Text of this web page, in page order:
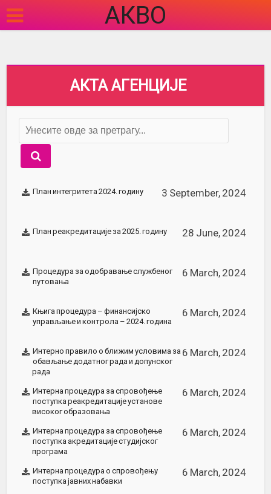
АКВО
АКТА АГЕНЦИЈЕ
3 September, 2024
План интегритета 2024. годину
28 June, 2024
План реакредитације за 2025. годину
6 March, 2024
Процедура за одобравање службеног
путовања
6 March, 2024
Књига процедура – финансијско
управљање и контрола – 2024. година
6 March, 2024
Интерно правило о ближим условима за
обављање додатног рада и допунског
рада
6 March, 2024
Интерна процедура за спровођење
поступка реакредитације установе
високог образовања
6 March, 2024
Интерна процедура за спровођење
поступка акредитације студијског
програма
6 March, 2024
Интерна процедура о спровођењу
поступка јавних набавки